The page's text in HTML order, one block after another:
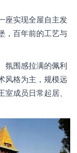
座实现全屋自主发
，百年前的工艺与
氛围感拉满的佩利
风格为主，规模远
成员日常起居、